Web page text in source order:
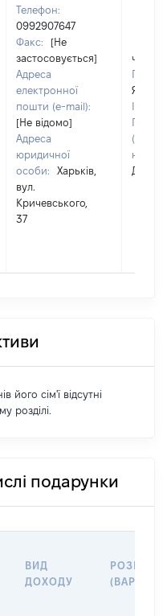
Телефон:
0992907647
Факс:
[Не
застосовується]
Адреса
електронної
пошти (e-mail):
[Не відомо]
Адреса
юридичної
особи:
Харьків,
вул.
Кричевського,
37
По
(за
його сім'ї відсутні
розділі.
подарунки
ВИД
ДОХОДУ
РОЗМІР